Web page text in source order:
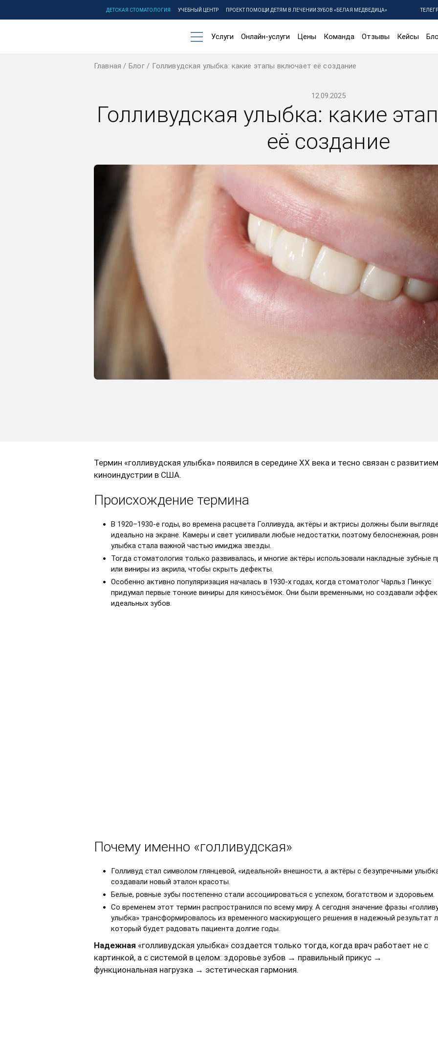
ДЕТСКАЯ СТОМАТОЛОГИЯ УЧЕБНЫЙ ЦЕНТР ПРОЕКТ ПОМОЩИ ДЕТЯМ В ЛЕЧЕНИИ ЗУБОВ «БЕЛАЯ МЕДВЕДИЦА»
Услуги Онлайн-услуги Цены Команда Отзывы Кейсы
Главная Блог Голливудская улыбка: какие этапы включает её создание
12.09.2025
Голливудская улыбка: какие
её создание
Термин «голливудская улыбка» появился в середине XX века и тесно связан с развитием
киноиндустрии в США.
Происхождение термина
В 1920–1930-е годы, во времена расцвета Голливуда, актёры и актрисы должны были
идеально на экране. Камеры и свет усиливали любые недостатки, поэтому белоснежная,
улыбка стала важной частью имиджа звезды.
Тогда стоматология только развивалась, и многие актёры использовали накладные зубные
или виниры из акрила, чтобы скрыть дефекты.
Особенно активно популяризация началась в 1930-х годах, когда стоматолог Чарльз Пинкус
придумал первые тонкие виниры для киносъёмок. Они были временными, но создавали
идеальных зубов.
Почему именно «голливудская»
Голливуд стал символом глянцевой, «идеальной» внешности, а актёры с безупречными
создавали новый эталон красоты.
Белые, ровные зубы постепенно стали ассоциироваться с успехом, богатством и здоровьем.
Со временем этот термин распространился по всему миру. А сегодня значение фразы
улыбка» трансформировалось из временного маскирующего решения в надежный результат
который будет радовать пациента долгие годы.
Надежная «голливудская улыбка» создается только тогда, когда врач работает не с
картинкой, а с системой в целом: здоровье зубов → правильный прикус →
функциональная нагрузка → эстетическая гармония.